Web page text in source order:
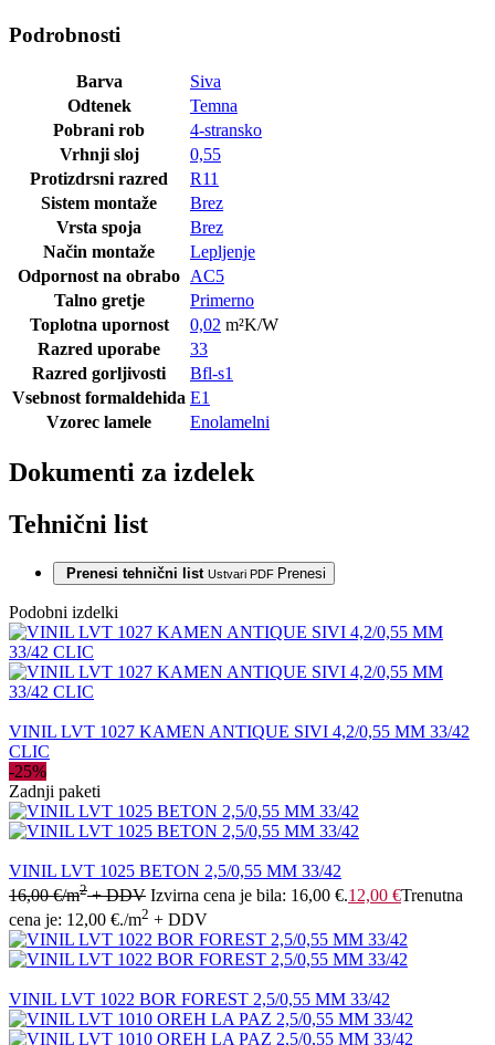
Podrobnosti
Barva
Siva
Odtenek
Temna
Pobrani rob
4-stransko
Vrhnji sloj
0,55
Protizdrsni razred
R11
Sistem montaže
Brez
Vrsta spoja
Brez
Način montaže
Lepljenje
Odpornost na obrabo AC5
Talno gretje
Primerno
Toplotna upornost
0,02 m²K/W
Razred uporabe
33
Razred gorljivosti
Bfl-s1
Vsebnost formaldehida E1
Vzorec lamele
Enolamelni
Dokumenti za izdelek
Tehnični list
Prenesi tehnični list Ustvari PDF Prenesi
Podobni izdelki
VINIL LVT 1027 KAMEN ANTIQUE SIVI 4,2/0,55 MM 33/42
CLIC
-25%
Zadnji paketi
VINIL LVT 1025 BETON 2,5/0,55 MM 33/42
16,00€/m2+ DDV Izvirna cena je bila: 16,00 €.12,00 €Trenutna
cena je: 12,00 €./m2 + DDV
VINIL LVT 1022 BOR FOREST 2,5/0,55 MM 33/42